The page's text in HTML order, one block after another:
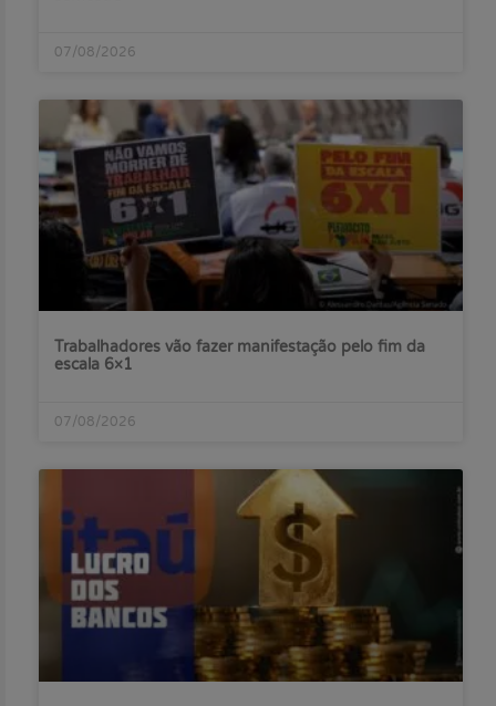
07/08/2026
Trabalhadores vão fazer manifestação pelo fim da
escala 6×1
07/08/2026